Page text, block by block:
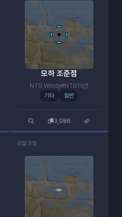
모하 조준점
NTG Windy#NTG11
기타
일반
3,086
6월 9일